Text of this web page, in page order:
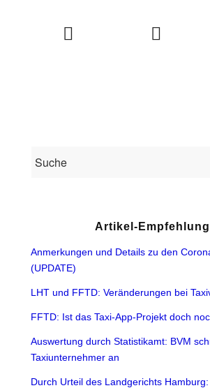
Artikel-
Anmerkungen und Details zu den
(UPDATE)
LHT und FFTD: Veränderungen bei
FFTD: Ist das Taxi-App-Projekt doch
Auswertung durch Statistikamt: BVM
Taxiunternehmer an
Durch Urteil des Landgerichts